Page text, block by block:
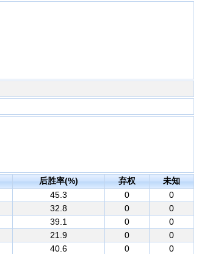
后胜率(%) 弃权
未知
45.3 0
0
32.8 0
0
39.1 0
0
21.9 0
0
40.6 0
0